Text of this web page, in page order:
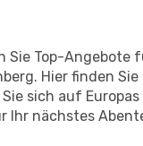
Sie Top-Angebote
Hier finden
Sie sich auf
Ihr nächstes